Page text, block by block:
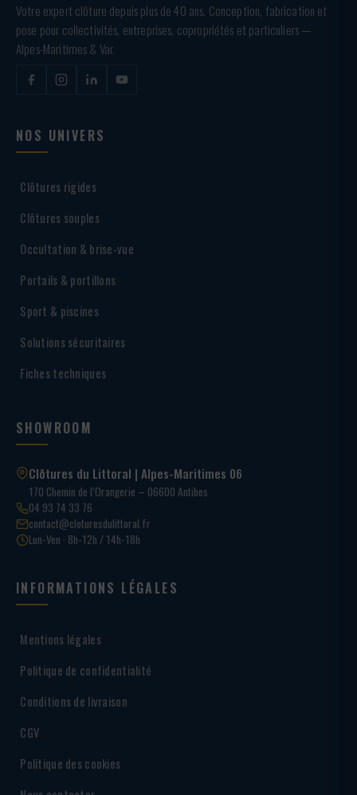
Votre expert clôture depuis plus de 40 ans. Conception, fabrication et
pose pour collectivités, entreprises, copropriétés et particuliers —
Alpes-Maritimes & Var.
NOS UNIVERS
Clôtures rigides
Clôtures souples
Occultation & brise-vue
Portails & portillons
Sport & piscines
Solutions sécuritaires
Fiches techniques
SHOWROOM
Clôtures du Littoral | Alpes-Maritimes 06
170 Chemin de l’Orangerie – 06600 Antibes
04 93 74 33 76
contact@cloturesdulittoral.fr
Lun-Ven · 8h-12h / 14h-18h
INFORMATIONS LÉGALES
Mentions légales
Politique de confidentialité
Conditions de livraison
CGV
Politique des cookies